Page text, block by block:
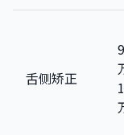
舌侧矫正